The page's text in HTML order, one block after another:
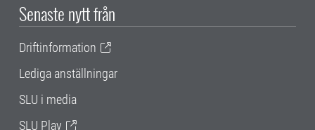
Senaste nytt från
Driftinformation
Lediga anställningar
SLU i media
SLU Play